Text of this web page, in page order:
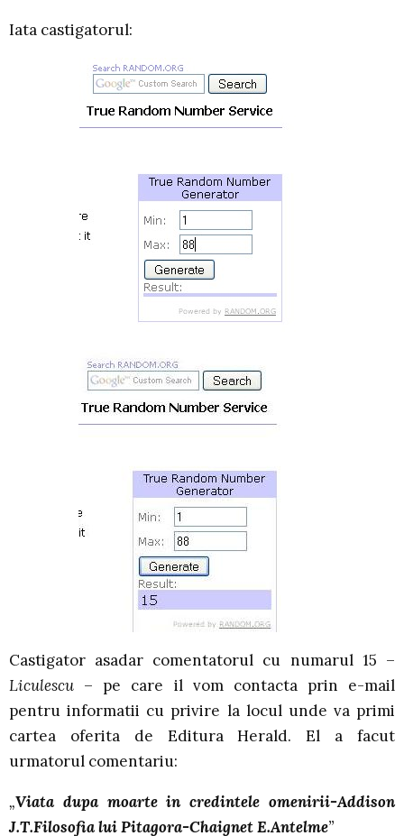
Iata castigatorul:
Castigator asadar comentatorul cu numarul 15 –
Liculescu – pe care il vom contacta prin e-mail
pentru informatii cu privire la locul unde va primi
cartea oferita de Editura Herald. El a facut
urmatorul comentariu:
„Viata dupa moarte in credintele omenirii-Addison
J.T.Filosofia lui Pitagora-Chaignet E.Antelme”